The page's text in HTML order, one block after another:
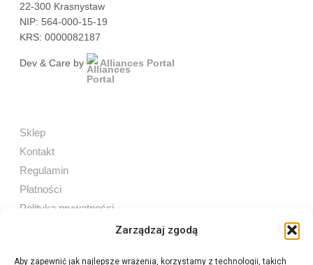
Zarządzaj zgodą
Aby zapewnić jak najlepsze wrażenia, korzystamy z technologii, takich
22-300 Krasnystaw
NIP: 564-000-15-19
KRS: 0000082187
Dev & Care by Alliances Portal
Sklep
Kontakt
Regulamin
Płatności
Polityka prywatności